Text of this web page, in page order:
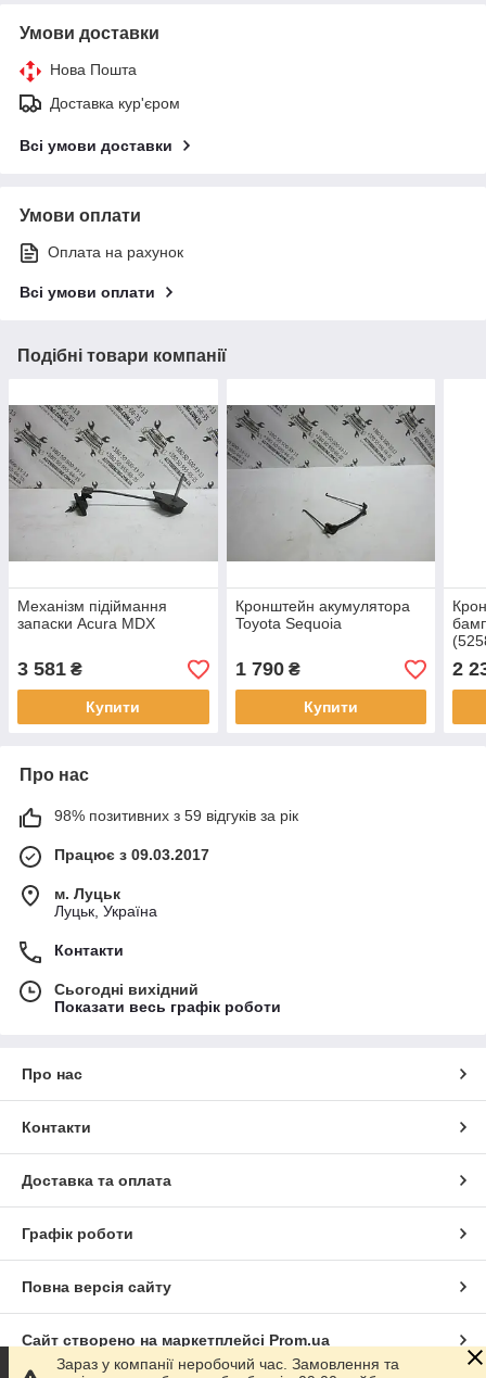
Умови доставки
Нова Пошта
Доставка кур'єром
Всі умови доставки
Умови оплати
Оплата на рахунок
Всі умови оплати
Подібні товари компанії
Механізм підіймання
запаски Acura MDX
3 581 ₴
Купити
Кронштейн акумулятора
Toyota Sequoia
1 790₴
Купити
2
Про нас
98% позитивних з 59 відгуків за рік
Працює з 09.03.2017
м. Луцьк
Луцьк, Україна
Контакти
Сьогодні вихідний
Показати весь графік роботи
Про нас
Контакти
Доставка та оплата
Графік роботи
Повна версія сайту
Сайт створено на маркетплейсі Prom.ua
Зараз у компанії неробочий час. Замовлення та